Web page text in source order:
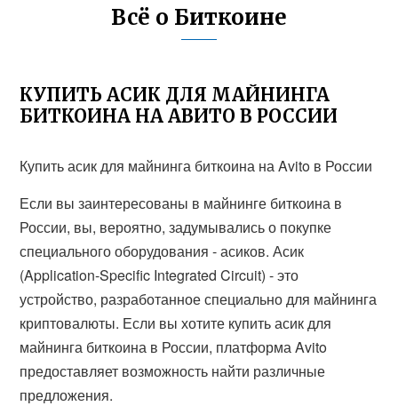
Всё о Биткоине
КУПИТЬ АСИК ДЛЯ МАЙНИНГА
БИТКОИНА НА АВИТО В РОССИИ
Купить асик для майнинга биткоина на Avito в России
Если вы заинтересованы в майнинге биткоина в
России, вы, вероятно, задумывались о покупке
специального оборудования - асиков. Асик
(Application-Specific Integrated Circuit) - это
устройство, разработанное специально для майнинга
криптовалюты. Если вы хотите купить асик для
майнинга биткоина в России, платформа Avito
предоставляет возможность найти различные
предложения.